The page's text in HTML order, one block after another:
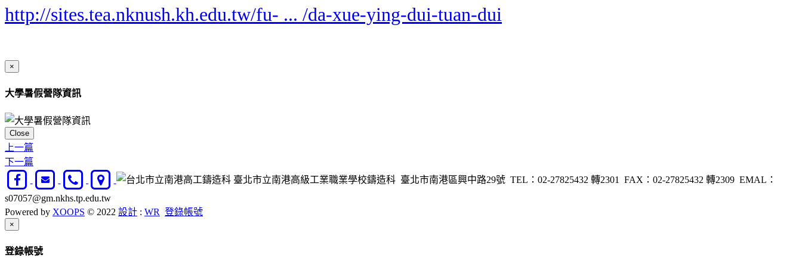
http://sites.tea.nknush.kh.edu.tw/fu- ... /da-xue-ying-dui-tuan-dui
×
大學暑假營隊資訊
Close
上一篇
下一篇
臺北市立南港高級工業職業學校鑄造科 臺北市南港區興中路29號 TEL：02-27825432 轉2301 FAX：02-27825432 轉2309 EMAL：
s07057@gm.nkhs.tp.edu.tw
Powered by XOOPS © 2022 設計 : WR 登錄帳號
×
登錄帳號